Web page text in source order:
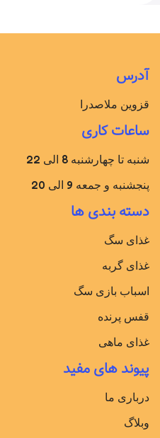
آدرس
قزوین ملاصدرا
ساعات کاری
شنبه تا چهارشنبه 8 الی 22
پنجشنبه و جمعه 9 الی 20
دسته بندی ها
غذای سگ
غذای گربه
اسباب بازی سگ
قفس پرنده
غذای ماهی
پیوند های مفید
درباری ما
وبلاگ